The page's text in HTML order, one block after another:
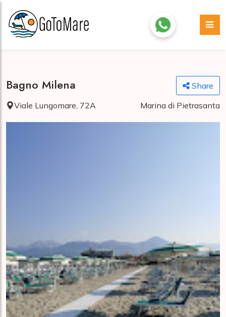
Bagno Milena
Share
Viale Lungomare, 72A
Marina di Pietrasanta